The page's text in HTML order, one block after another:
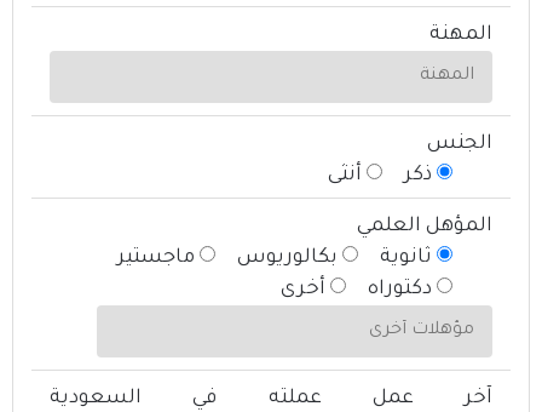
المهنة
الجنس
ذكر
أنثى
المؤهل العلمي
ثانوية
بكالوريوس
ماجستير
دكتوراه
أخرى
آخر عمل عملته في السعودية